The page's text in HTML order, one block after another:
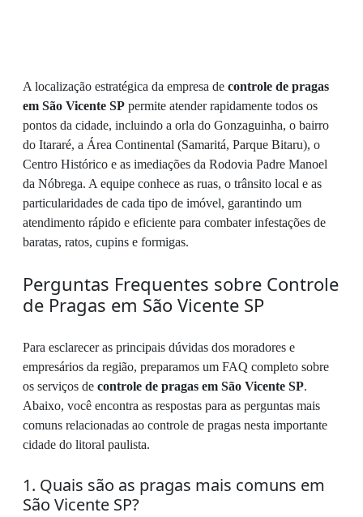
A localização estratégica da empresa de controle de pragas
em São Vicente SP permite atender rapidamente todos os
pontos da cidade, incluindo a orla do Gonzaguinha, o bairro
do Itararé, a Área Continental (Samaritá, Parque Bitaru), o
Centro Histórico e as imediações da Rodovia Padre Manoel
da Nóbrega. A equipe conhece as ruas, o trânsito local e as
particularidades de cada tipo de imóvel, garantindo um
atendimento rápido e eficiente para combater infestações de
baratas, ratos, cupins e formigas.
Perguntas Frequentes sobre Controle
de Pragas em São Vicente SP
Para esclarecer as principais dúvidas dos moradores e
empresários da região, preparamos um FAQ completo sobre
os serviços de controle de pragas em São Vicente SP.
Abaixo, você encontra as respostas para as perguntas mais
comuns relacionadas ao controle de pragas nesta importante
cidade do litoral paulista.
1. Quais são as pragas mais comuns em
São Vicente SP?